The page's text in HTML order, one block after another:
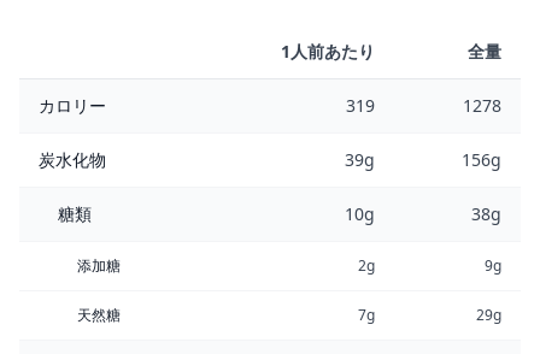
1人前あたり 全量
カロリー 319 1278
炭水化物 39g 156g
糖類 10g 38g
添加糖 2g 9g
天然糖 7g 29g